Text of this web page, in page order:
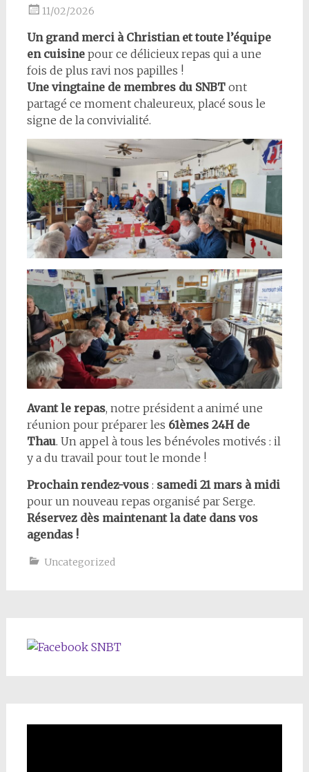
11/02/2026
Un grand merci à Christian et toute l’équipe
en cuisinepour ce délicieux repas qui a une
fois de plus ravi nos papilles !
Une vingtaine de membres du SNBTont
partagé ce moment chaleureux, placé sous le
signe de la convivialité.
Avant le repas, notre président a animé une
réunion pour préparer les 61èmes 24H de
Thau. Un appel à tous les bénévoles motivés : il
y a du travail pour tout le monde !
Prochain rendez-vous: samedi 21 mars à midi
pour un nouveau repas organisé par Serge.
Réservez dès maintenant la date dans vos
agendas !
Uncategorized
SNBT